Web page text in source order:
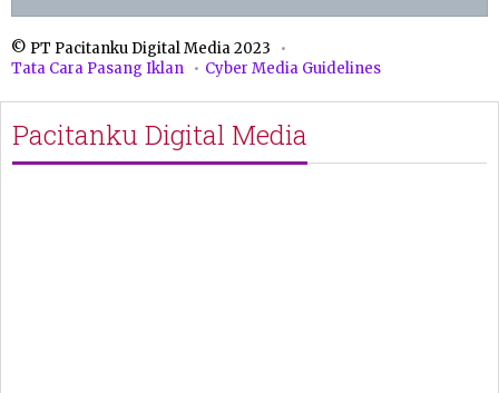
© PT Pacitanku Digital Media 2023
Tata Cara Pasang Iklan
Cyber Media Guidelines
Pacitanku Digital Media